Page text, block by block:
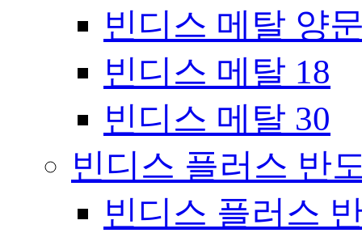
빈디스 메탈 양
빈디스 메탈 18
빈디스 메탈 30
빈디스 플러스 반
빈디스 플러스